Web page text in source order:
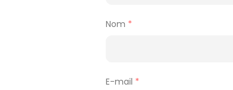
Nom *
E-mail *